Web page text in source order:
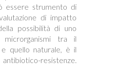
essere strumento di
di impatto
possibilità di uno
tra il
quello naturale, è il
resistenze.